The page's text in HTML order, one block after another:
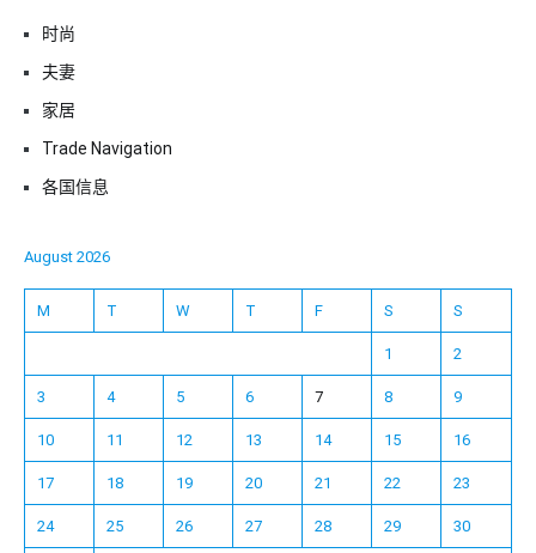
时尚
夫妻
家居
Trade Navigation
各国信息
August 2026
M T W T F S S
1 2
3 4 5 6 7 8 9
10 11 12 13 14 15 16
17 18 19 20 21 22 23
24 25 26 27 28 29 30